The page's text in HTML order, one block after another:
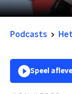
Podcasts
Speel